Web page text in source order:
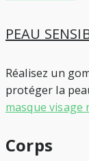
PEAU
Réalisez un
protéger la
masque
Corps